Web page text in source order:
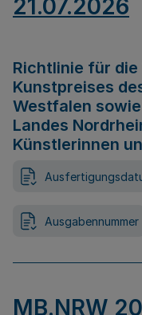
21.07.2026
Richtlinie für
Kunstpreises
Westfalen
Landes
Künstlerinnen
Ausgabennummer
MB.NRW